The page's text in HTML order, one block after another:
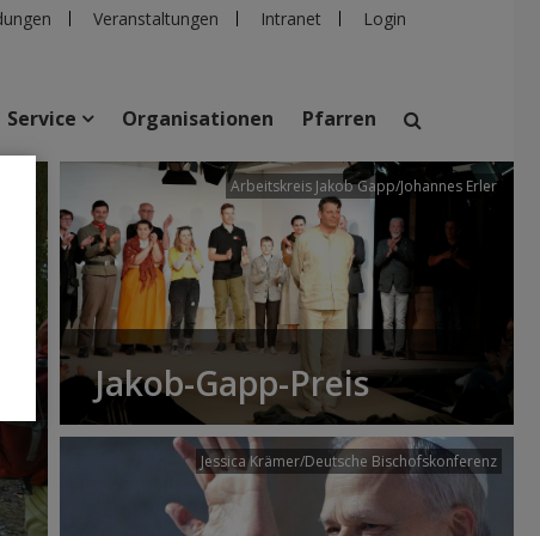
Veranstaltungen Intranet Login
suchen
Personen Pfarren Einrichtungen
Service Organisationen Pfarren
Arbeitskreis Jakob Gapp/Johannes Erler
Jakob-Gapp-Preis
Jessica Krämer/Deutsche Bischofskonferenz